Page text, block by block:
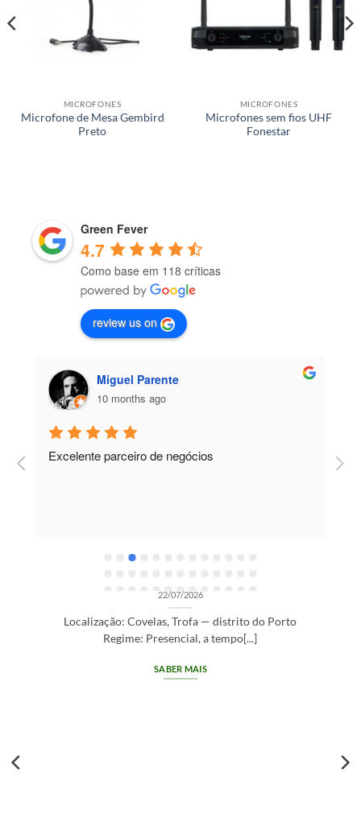
MICROFONES
Microfone de Mesa Gembird
Preto
MICROFONES
Microfones sem fios UHF
Fonestar
Green Fever
4.7
Como base em 118 críticas
review us on
Miguel Parente
10 months ago
Excelente parceiro de negócios
OPORTUNIDADES DE RECRUTAMENTO SEM CATEGORIA
22/07/2026
Localização: Covelas, Trofa — distrito do Porto
Regime: Presencial, a tempo[...]
SABER MAIS